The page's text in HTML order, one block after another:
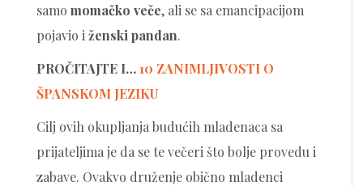
samo momačko veče, ali se sa emancipacijom
pojavio i ženski pandan.
PROČITAJTE I…10 ZANIMLJIVOSTI O
ŠPANSKOM JEZIKU
Cilj ovih okupljanja budućih mladenaca sa
prijateljima je da se te večeri što bolje provedu i
zabave. Ovakvo druženje obično mladenci